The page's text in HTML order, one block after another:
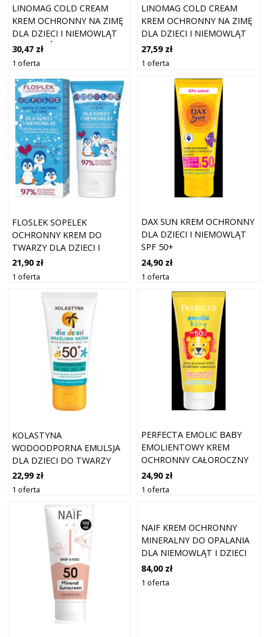
LINOMAG COLD CREAM
KREM OCHRONNY NA ZIMĘ
DLA DZIECI I NIEMOWLĄT
50ML-KRÓTKA DATA
30,47 zł
1 oferta
LINOMAG COLD CREAM
KREM OCHRONNY NA ZIMĘ
DLA DZIECI I NIEMOWLĄT
50ML
27,59 zł
1 oferta
FLOSLEK SOPELEK
OCHRONNY KREM DO
TWARZY DLA DZIECI I
NIEMOWLĄT NA ZIMĘ 40ML
21,90 zł
1 oferta
DAX SUN KREM OCHRONNY
DLA DZIECI I NIEMOWLĄT
SPF 50+
24,90 zł
1 oferta
KOLASTYNA
WODOODPORNA EMULSJA
DLA DZIECI DO TWARZY
CIAŁA OCHRONA SPF50
50ML
22,99 zł
1 oferta
PERFECTA EMOLIC BABY
EMOLIENTOWY KREM
OCHRONNY CAŁOROCZNY
SPF 50
24,90 zł
1 oferta
NAIF KREM OCHRONNY
MINERALNY DO OPALANIA
DLA NIEMOWLĄT I DZIECI
SPF 50 SPF 50 30 ML
84,00 zł
1 oferta